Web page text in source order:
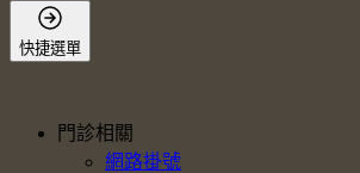
會員登入
快捷選單
門診相關
網路掛號